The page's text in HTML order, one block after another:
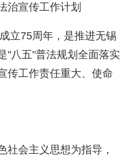
治宣传工作计划
立75周年，是推进无锡
"八五"普法规划全面落实
传工作责任重大、使命
社会主义思想为指导，